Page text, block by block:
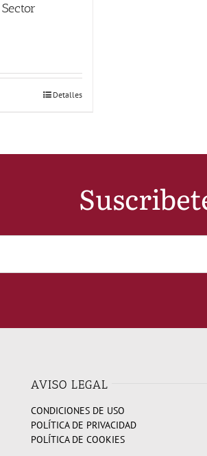
Detalles
AVISO LEGAL
CONDICIONES DE USO
POLÍTICA DE PRIVACIDAD
POLÍTICA DE COOKIES